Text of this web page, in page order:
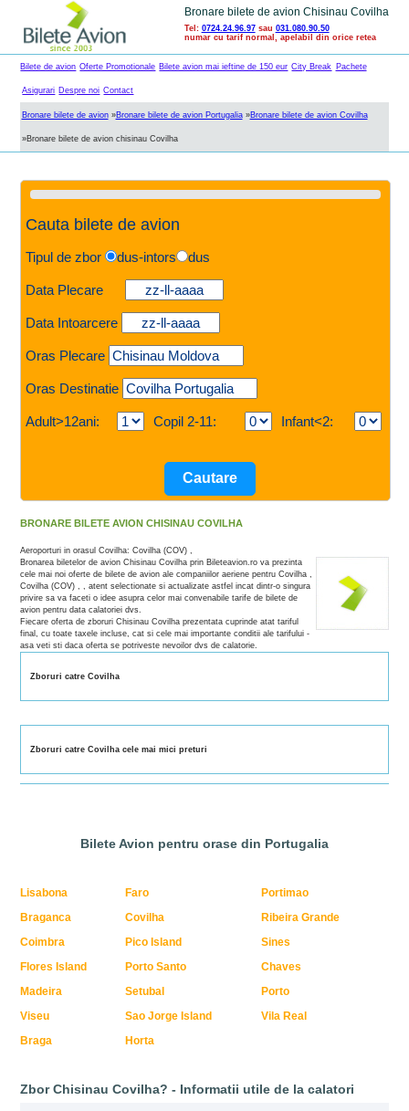
Bronare bilete de avion Chisinau Covilha
Tel: 0724.24.96.97sau 031.080.90.50
numar cu tarif normal, apelabil din orice retea
Bilete de avion Oferte Promotionale Bilete avion mai ieftine de 150 eur City Break Pachete
Asigurari Despre noi Contact
Bronare bilete de avion»Bronare bilete de avion Portugalia»Bronare bilete de avion Covilha
»Bronare bilete de avion chisinau Covilha
Cauta bilete de avion
Tipul de zbor dus-intors dus
Data Plecare
Data Intoarcere
Oras Plecare
Oras Destinatie
Adult>12ani: Copil 2-11: Infant<2:
BRONARE BILETE AVION CHISINAU COVILHA
Aeroporturi in orasul Covilha: Covilha (COV) ,
Bronarea biletelor de avion Chisinau Covilha prin Bileteavion.ro va prezinta
cele mai noi oferte de bilete de avion ale companiilor aeriene pentru Covilha ,
Covilha (COV) , , atent selectionate si actualizate astfel incat dintr-o singura
privire sa va faceti o idee asupra celor mai convenabile tarife de bilete de
avion pentru data calatoriei dvs.
Fiecare oferta de zboruri Chisinau Covilha prezentata cuprinde atat tariful
final, cu toate taxele incluse, cat si cele mai importante conditii ale tarifului -
asa veti sti daca oferta se potriveste nevoilor dvs de calatorie.
Zboruri catre Covilha
Zboruri catre Covilha cele mai mici preturi
Bilete Avion pentru orase din Portugalia
Lisabona Faro
Portimao
Braganca
Covilha
Ribeira Grande
Coimbra
Pico Island
Sines
Flores Island
Porto Santo
Chaves
Madeira
Setubal
Porto
Viseu
Sao Jorge Island
Vila Real
Braga
Horta
Zbor Chisinau Covilha? - Informatii utile de la calatori